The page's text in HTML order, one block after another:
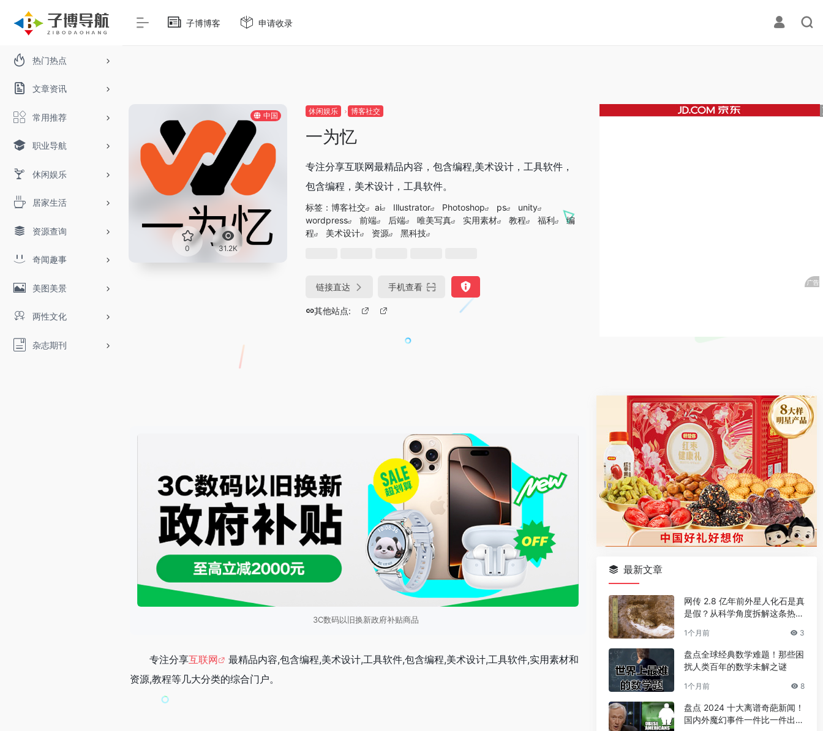
热门热点
文章资讯
常用推荐
职业导航
休闲娱乐
居家生活
资源查询
奇闻趣事
美图美景
两性文化
杂志期刊
子博博客 申请收录
中国
0 31.2K
休闲娱乐 博客社交
一为忆
专注分享互联网最精品内容，包含编程,美术设计，工具软件，
包含编程，美术设计，工具软件。
标签： 博客社交 ai Illustrator Photoshop ps
unity
wordpress
前端 后端 唯美写真 实用素材 教程 福利
编
程
美术设计 资源 黑科技
链接直达 手机查看
其他站点:
3C数码以旧换新政府补贴商品
专注分享互联网
最精品内容,包含编程,美术设计,工具软件,包含编程,美术设计,工具软件,实用素材和
资源,教程等几大分类的综合门户。
最新文章
网传 2.8 亿年前外星人化石是真
是假？从科学角度拆解这条热门
1个月前 3
盘点全球经典数学难题！那些困
扰人类百年的数学未解之谜
1个月前 8
盘点 2024 十大离谱奇葩新闻！
国内外魔幻事件一件比一件出人